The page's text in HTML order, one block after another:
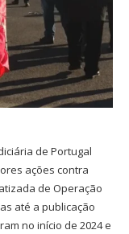
de Portugal
ações contra
de Operação
até a publicação
no início de 2024 e